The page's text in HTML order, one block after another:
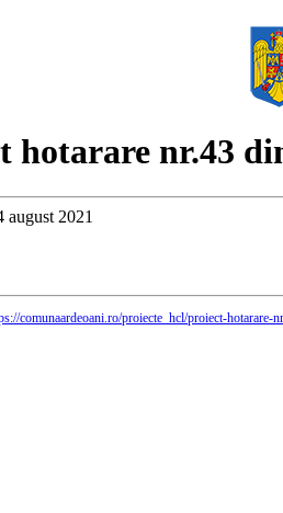
hotarare nr.43
august 2021
comunaardeoani.ro/proiecte_hcl/proiect-